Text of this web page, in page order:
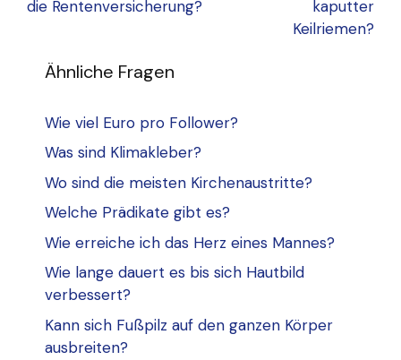
die Rentenversicherung?
kaputter
Keilriemen?
Ähnliche Fragen
Wie viel Euro pro Follower?
Was sind Klimakleber?
Wo sind die meisten Kirchenaustritte?
Welche Prädikate gibt es?
Wie erreiche ich das Herz eines Mannes?
Wie lange dauert es bis sich Hautbild
verbessert?
Kann sich Fußpilz auf den ganzen Körper
ausbreiten?